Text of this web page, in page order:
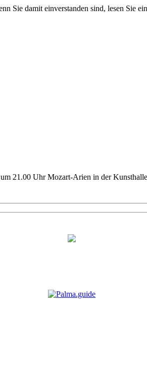
Sie damit einverstanden sind, lesen Sie
21.00 Uhr Mozart-Arien in der